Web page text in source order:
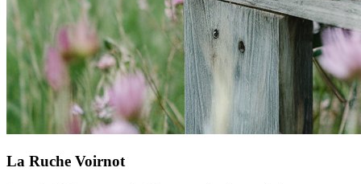
La Ruche Voirnot